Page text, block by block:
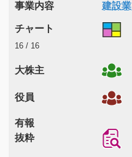
事業内容 建設業
チャート
16 / 16
大株主
役員
有報
抜粋